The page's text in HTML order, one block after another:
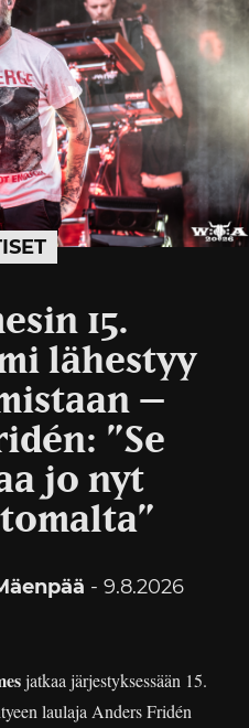
15.
lähestyy
–
”Se
jo nyt
- 9.8.2026
jatkaa järjestyksessään 15.
laulaja Anders Fridén